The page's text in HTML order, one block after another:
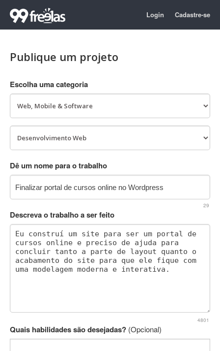
Login Cadastre-se
Publique um projeto
Escolha uma categoria
Dê um nome para o trabalho
29
Descreva o trabalho a ser feito
4801
Quais habilidades são desejadas? (Opcional)